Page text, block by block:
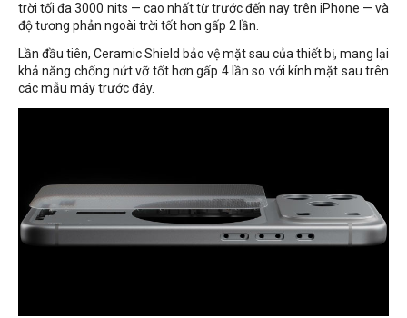
trời tối đa 3000 nits — cao nhất từ ​​trước đến nay trên iPhone — và
độ tương phản ngoài trời tốt hơn gấp 2 lần.
Lần đầu tiên, Ceramic Shield bảo vệ mặt sau của thiết bị, mang lại
khả năng chống nứt vỡ tốt hơn gấp 4 lần so với kính mặt sau trên
các mẫu máy trước đây.